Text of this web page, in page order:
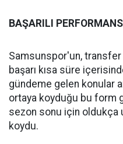
BAŞARILI
Samsunspor'un, transfer
başarı kısa süre
gündeme gelen konular
ortaya koyduğu bu form
sezon sonu için oldukça
koydu.